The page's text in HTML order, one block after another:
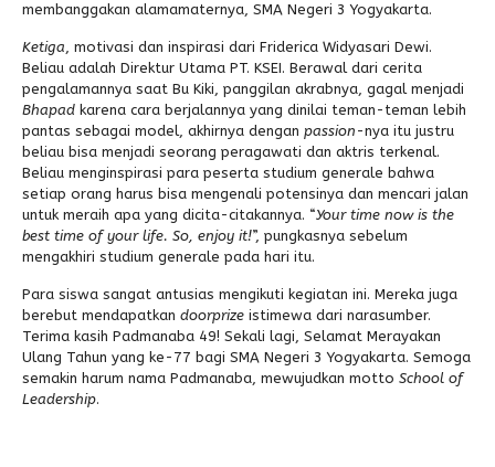
membanggakan alamamaternya, SMA Negeri 3 Yogyakarta.
Ketiga, motivasi dan inspirasi dari Friderica Widyasari Dewi.
Beliau adalah Direktur Utama PT. KSEI. Berawal dari cerita
pengalamannya saat Bu Kiki, panggilan akrabnya, gagal menjadi
Bhapad karena cara berjalannya yang dinilai teman-teman lebih
pantas sebagai model, akhirnya dengan passion -nya itu justru
beliau bisa menjadi seorang peragawati dan aktris terkenal.
Beliau menginspirasi para peserta studium generale bahwa
setiap orang harus bisa mengenali potensinya dan mencari jalan
untuk meraih apa yang dicita-citakannya. “Your time now is the
best time of your life. So, enjoy it!”, pungkasnya sebelum
mengakhiri studium generale pada hari itu.
Para siswa sangat antusias mengikuti kegiatan ini. Mereka juga
berebut mendapatkan doorprize istimewa dari narasumber.
Terima kasih Padmanaba 49! Sekali lagi, Selamat Merayakan
Ulang Tahun yang ke-77 bagi SMA Negeri 3 Yogyakarta. Semoga
semakin harum nama Padmanaba, mewujudkan motto School of
Leadership.